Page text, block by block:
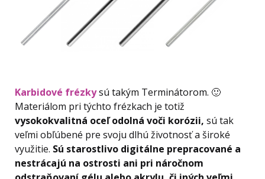
Karbidové frézkysú takým Terminátorom. 🙂
Materiálom pri týchto frézkach je totiž
vysokokvalitná oceľ odolná voči korózii, sú tak
veľmi obľúbené pre svoju dlhú životnosť a široké
využitie. Sú starostlivo digitálne prepracované a
nestrácajú na ostrosti ani pri náročnom